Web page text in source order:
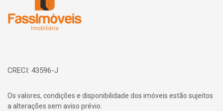
CRECI: 43596-J
Os valores, condições e disponibilidade dos imóveis estão sujeitos
a alterações sem aviso prévio.